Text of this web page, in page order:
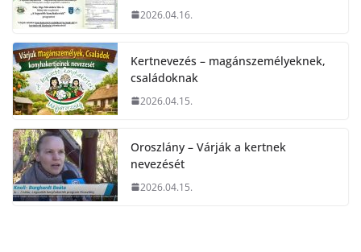
2026.04.16.
Kertnevezés – magánszemélyeknek,
családoknak
2026.04.15.
Oroszlány – Várják a kertnek
nevezését
2026.04.15.